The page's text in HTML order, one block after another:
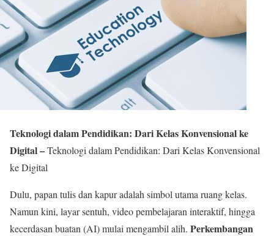
Teknologi dalam Pendidikan: Dari Kelas Konvensional ke
Digital –Teknologi dalam Pendidikan: Dari Kelas Konvensional
ke Digital
Dulu, papan tulis dan kapur adalah simbol utama ruang kelas.
Namun kini, layar sentuh, video pembelajaran interaktif, hingga
kecerdasan buatan (AI) mulai mengambil alih. Perkembangan